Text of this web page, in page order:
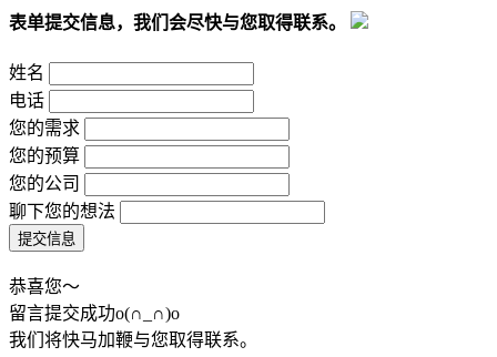
表单提交信息，我们会尽快与您取得联系。
姓名
电话
您的需求
您的预算
您的公司
聊下您的想法
恭喜您～
留言提交成功o(∩_∩)o
我们将快马加鞭与您取得联系。